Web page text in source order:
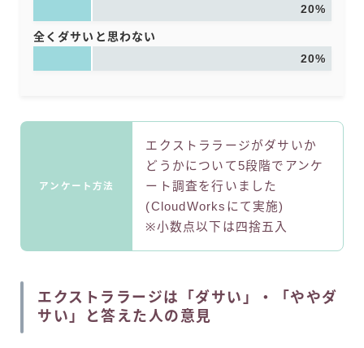
20%
全くダサいと思わない
20%
アンケート方法
エクストララージがダサいか
どうかについて5段階でアンケ
ート調査を行いました
(CloudWorksにて実施)
※小数点以下は四捨五入
エクストララージは「ダサい」・「ややダ
サい」と答えた人の意見